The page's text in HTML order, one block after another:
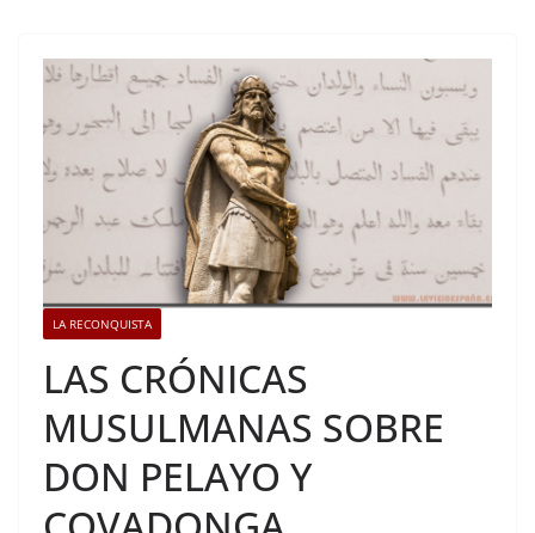
LA RECONQUISTA
LAS CRÓNICAS
MUSULMANAS SOBRE
DON PELAYO Y